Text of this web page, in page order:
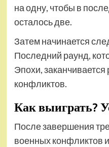
на одну, чтобы в
осталось две.
Затем начинается
Последний раунд,
Эпохи,
конфликтов.
Как выиграть?
После завершения
военных конфликтов